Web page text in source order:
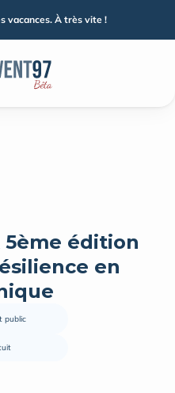
édition
en
public
vacances. À très vite !